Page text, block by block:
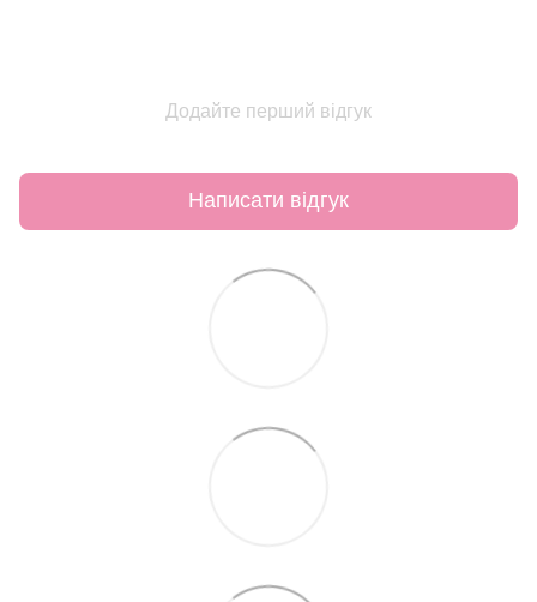
Додайте перший відгук
Написати відгук